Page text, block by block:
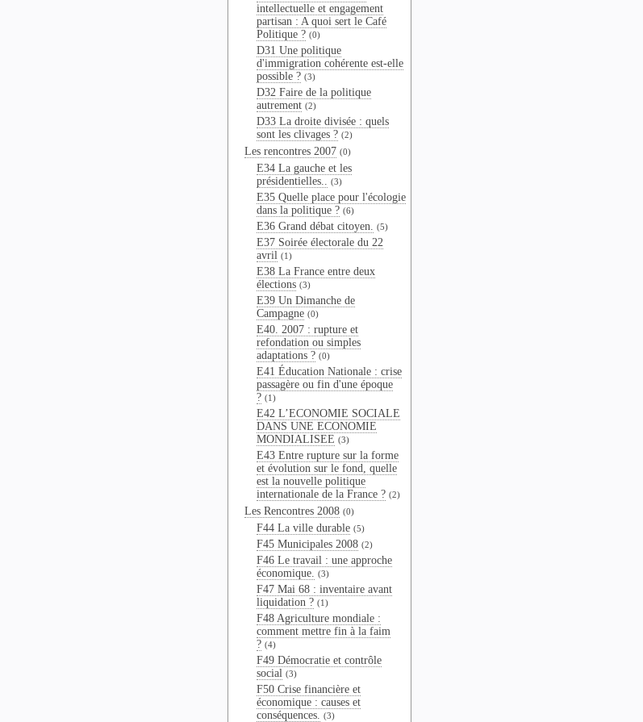
intellectuelle et engagement
partisan : A quoi sert le Café
Politique ? (0)
D31 Une politique
d'immigration cohérente est-elle
possible ? (3)
D32 Faire de la politique
autrement (2)
D33 La droite divisée : quels
sont les clivages ? (2)
Les rencontres 2007 (0)
E34 La gauche et les
présidentielles.. (3)
E35 Quelle place pour l'écologie
dans la politique ? (6)
E36 Grand débat citoyen. (5)
E37 Soirée électorale du 22
avril (1)
E38 La France entre deux
élections (3)
E39 Un Dimanche de
Campagne (0)
E40. 2007 : rupture et
refondation ou simples
adaptations ? (0)
E41 Éducation Nationale : crise
passagère ou fin d'une époque
? (1)
E42 L’ECONOMIE SOCIALE
DANS UNE ECONOMIE
MONDIALISEE (3)
E43 Entre rupture sur la forme
et évolution sur le fond, quelle
est la nouvelle politique
internationale de la France ? (2)
Les Rencontres 2008 (0)
F44 La ville durable (5)
F45 Municipales 2008 (2)
F46 Le travail : une approche
économique. (3)
F47 Mai 68 : inventaire avant
liquidation ? (1)
F48 Agriculture mondiale :
comment mettre fin à la faim
? (4)
F49 Démocratie et contrôle
social (3)
F50 Crise financière et
économique : causes et
conséquences. (3)